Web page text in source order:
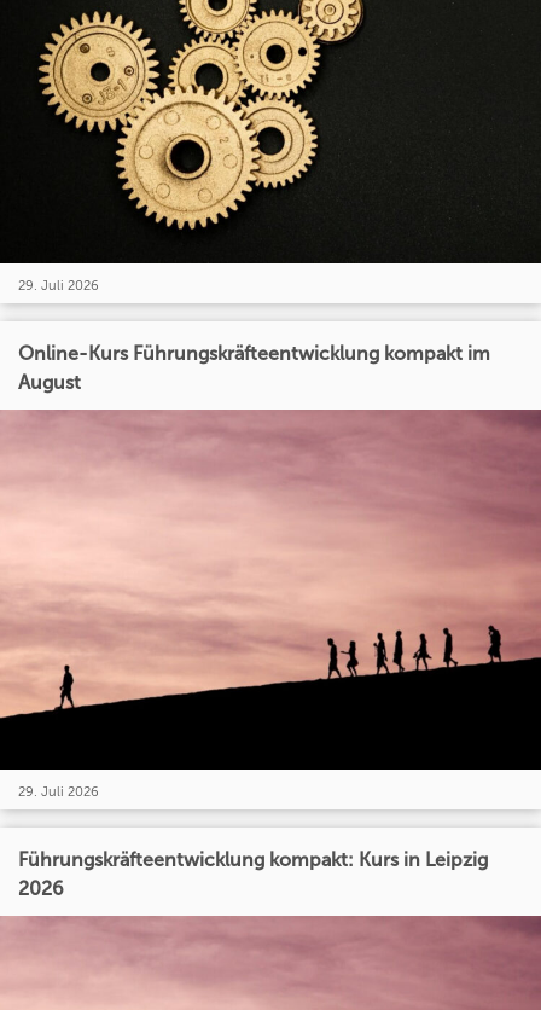
29. Juli 2026
Online-Kurs Führungskräfteentwicklung kompakt im
August
29. Juli 2026
Führungskräfteentwicklung kompakt: Kurs in Leipzig
2026